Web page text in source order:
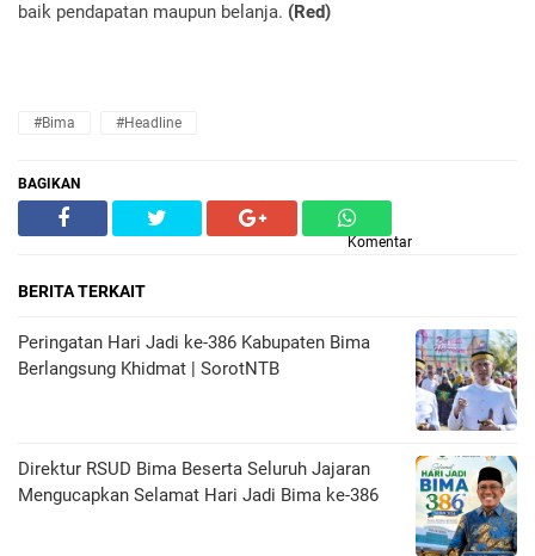
baik pendapatan maupun belanja. (Red)
#Bima #Headline
BAGIKAN
Komentar
BERITA TERKAIT
‎Peringatan Hari Jadi ke-386 Kabupaten Bima
Berlangsung Khidmat | SorotNTB
Direktur RSUD Bima Beserta Seluruh Jajaran
Mengucapkan Selamat Hari Jadi Bima ke-386